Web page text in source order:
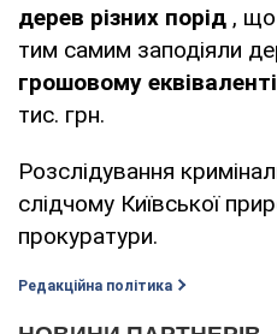
дерев різних порід , що
тим самим заподіяли
грошовому еквіваленті
тис. грн.
Розслідування
слідчому Київської
прокуратури.
Редакційна політика